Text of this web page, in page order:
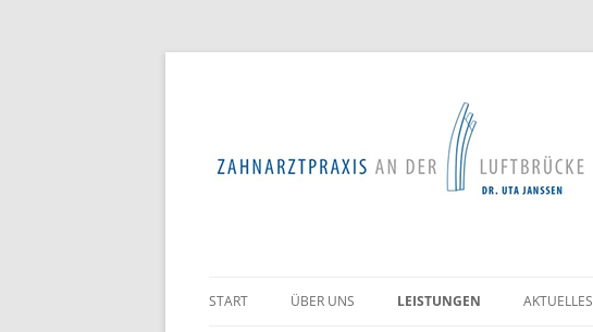
START ÜBER UNS LEISTUNGEN AKTUELLES